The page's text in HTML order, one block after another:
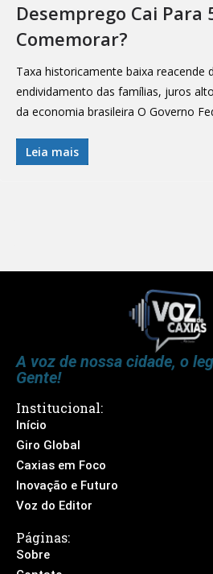
Desemprego Cai Para
Comemorar?
Taxa historicamente baixa reacende
endividamento das famílias, juros
da economia brasileira O Governo
Leia mais
A voz de nossa cidade, o
Gente!
Institucional:
Início
Giro Global
Caxias em Foco
Inovação e Futuro
Voz do Editor
Páginas:
Sobre